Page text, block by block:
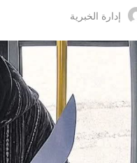
إدارة الخبرية